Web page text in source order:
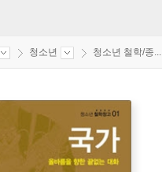
청소년 청소년 철학/종...